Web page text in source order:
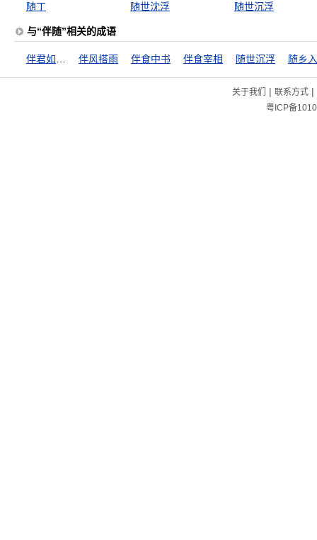
随丁
随世沈浮 随世沉浮
与“伴随”相关的成语
伴风搭雨 伴食中书 伴食宰相 随世沉浮 随乡
关于我们 | 联系方式|
粤ICP备